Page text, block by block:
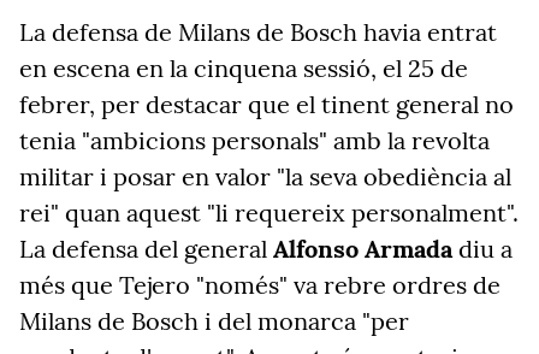
La defensa de Milans de Bosch havia entrat
en escena en la cinquena sessió, el 25 de
febrer, per destacar que el tinent general no
tenia "ambicions personals" amb la revolta
militar i posar en valor "la seva obediència al
rei" quan aquest "li requereix personalment".
La defensa del general Alfonso Armadadiu a
més que Tejero "només" va rebre ordres de
Milans de Bosch i del monarca "per